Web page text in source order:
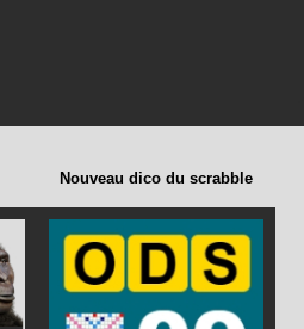
Nouveau dico du scrabble